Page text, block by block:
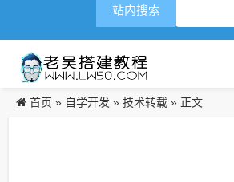
站内搜索
首页 » 自学开发 » 技术转载 » 正文